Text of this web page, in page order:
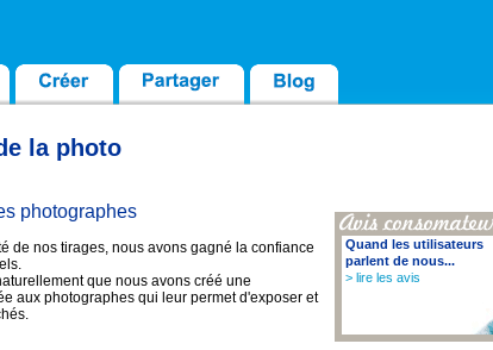
la photo
photographes
de nos tirages, nous avons gagné la confiance
que nous avons créé une
aux photographes qui leur permet d'exposer et
Quand les utilisateurs
parlent de nous...
> lire les avis